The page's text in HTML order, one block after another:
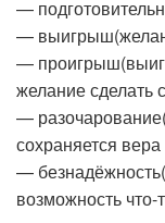
—
—
—
желание сделать
—
сохраняется
—
возможность что-